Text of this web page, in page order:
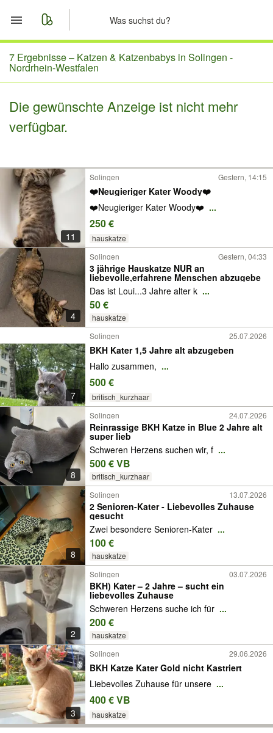
Start
Merkliste
Nachrichten
7 Ergebnisse – Katzen & Katzenbabys in Solingen -
Nordrhein-Westfalen
Die gewünschte Anzeige ist nicht mehr
verfügbar.
11
Solingen Gestern, 14:15
❤️Neugieriger Kater Woody❤️
❤️Neugieriger Kater Woody❤️ ...
250 €
hauskatze
4
Solingen Gestern, 04:33
3 jährige Hauskatze NUR an
liebevolle,erfahrene Menschen abzugebe
Das ist Loui...3 Jahre alter k ...
50 €
hauskatze
7
Solingen 25.07.2026
BKH Kater 1,5 Jahre alt abzugeben
Hallo zusammen, ...
500 €
britisch_kurzhaar
8
Solingen 24.07.2026
Reinrassige BKH Katze in Blue 2 Jahre alt
super lieb
Schweren Herzens suchen wir, f ...
500 € VB
britisch_kurzhaar
8
Solingen 13.07.2026
2 Senioren-Kater - Liebevolles Zuhause
gesucht
Zwei besondere Senioren-Kater ...
100 €
hauskatze
2
Solingen 03.07.2026
BKH) Kater – 2 Jahre – sucht ein
liebevolles Zuhause
Schweren Herzens suche ich für ...
200 €
hauskatze
3
Solingen 29.06.2026
BKH Katze Kater Gold nicht Kastriert
Liebevolles Zuhause für unsere ...
400 € VB
hauskatze